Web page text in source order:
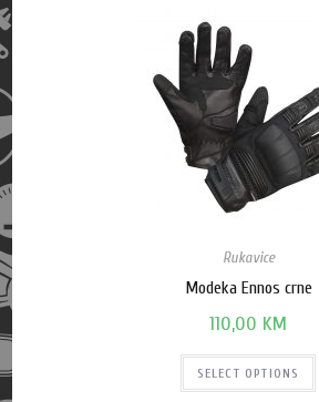
Rukavice
Modeka Ennos crne
110,00 KM
SELECT OPTIONS